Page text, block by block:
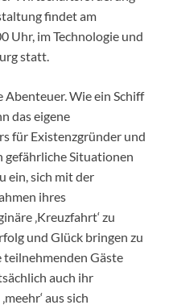
findet am
Uhr, im Technologie und
statt.
Wie ein Schiff
das eigene
für Existenzgründer und
gefährliche Situationen
ein, sich mit der
ihres
‚Kreuzfahrt‘ zu
und Glück bringen zu
teilnehmenden Gäste
auch ihr
aus sich